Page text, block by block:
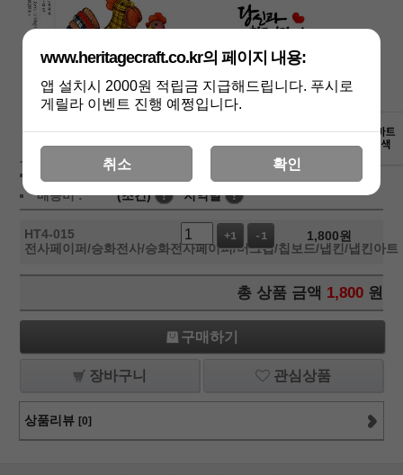
상품가 : 1,800
배송비 :
(조건) ! 지역별 !
HT4-015
전사페이퍼/승화전사/승화전사페이퍼/머그컵/칩보드/냅킨/냅킨아트
+1 -1 1,800원
총 상품 금액 1,800 원
구매하기
장바구니 관심상품
상품리뷰 [0]
www.heritagecraft.co.kr의 페이지 내용:
앱 설치시 2000원 적립금 지급해드립니다. 푸시로
게릴라 이벤트 진행 예쩡입니다.
취소 확인